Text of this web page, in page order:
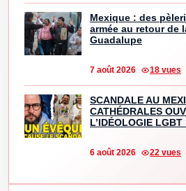
Mexique : des
armée au retour de
Guadalupe
7 août 2026 18 vues
SCANDALE AU
CATHÉDRALES
L’IDÉOLOGIE LGBT
6 août 2026 22 vues